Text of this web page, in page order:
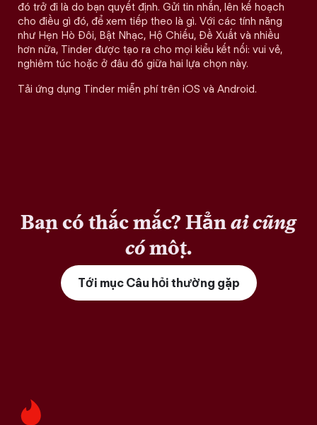
đó trở đi là do bạn quyết định. Gửi tin nhắn, lên kế hoạch
cho điều gì đó, để xem tiếp theo là gì. Với các tính năng
như Hẹn Hò Đôi, Bật Nhạc, Hộ Chiếu, Đề Xuất và nhiều
hơn nữa, Tinder được tạo ra cho mọi kiểu kết nối: vui vẻ,
nghiêm túc hoặc ở đâu đó giữa hai lựa chọn này.
Tải ứng dụng Tinder miễn phí trên iOS và Android.
Bạn có thắc mắc? Hẳnai cũng
cómột.
Tới mục Câu hỏi thường gặp